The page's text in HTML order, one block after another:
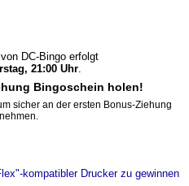
DC-Bingo erfolgt
21:00 Uhr.
Bingoschein holen!
sicher an der ersten Bonus-Ziehung